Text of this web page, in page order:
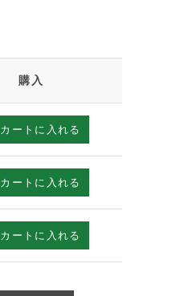
購入
カートに入れる
カートに入れる
カートに入れる